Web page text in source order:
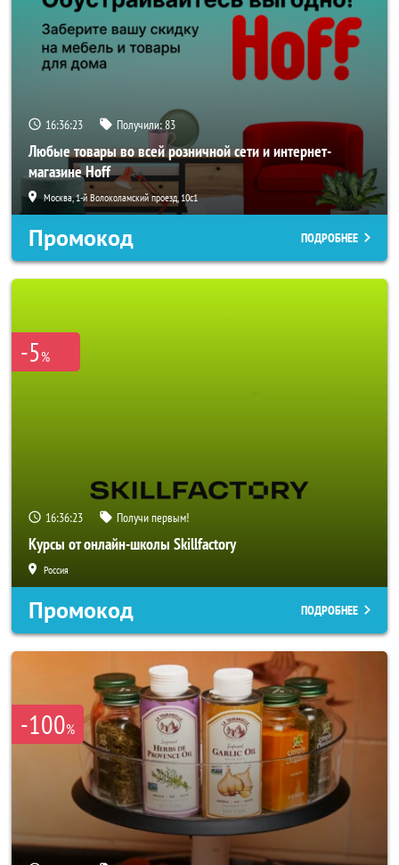
16:36:20 Получили:83
Любые товары во всей розничной сети и интернет-
магазине Hoff
Москва, 1-й Волоколамский проезд, 10с1
Промокод ПОДРОБНЕЕ
-5%
16:36:20 Получи первым!
Курсы от онлайн-школы Skillfactory
Россия
Промокод ПОДРОБНЕЕ
-100%